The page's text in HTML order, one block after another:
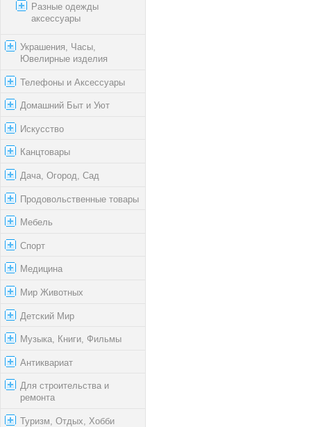
Разные одежды
аксессуары
Украшения, Часы,
Ювелирные изделия
Телефоны и Аксессуары
Домашний Быт и Уют
Искусство
Канцтовары
Дача, Огород, Сад
Продовольственные товары
Мебель
Спорт
Медицина
Мир Животных
Детский Мир
Музыка, Книги, Фильмы
Антиквариат
Для строительства и
ремонта
Туризм, Отдых, Хобби